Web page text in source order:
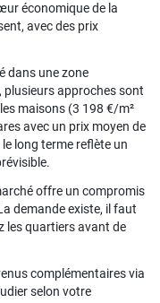
économique de la
avec des prix
dans une zone
plusieurs approches sont
maisons (3 198 €/m²
avec un prix moyen de
long terme reflète un
offre un compromis
demande existe, il faut
les quartiers avant de
complémentaires via
selon votre